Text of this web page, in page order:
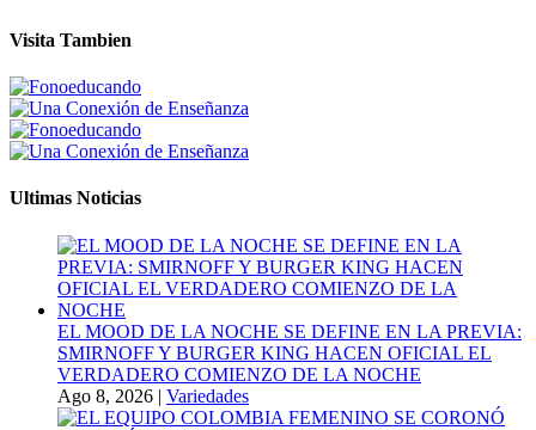
Visita Tambien
Ultimas Noticias
EL MOOD DE LA NOCHE SE DEFINE EN LA PREVIA:
SMIRNOFF Y BURGER KING HACEN OFICIAL EL
VERDADERO COMIENZO DE LA NOCHE
Ago 8, 2026 | Variedades